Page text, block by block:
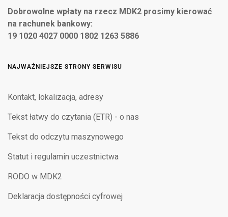
Dobrowolne wpłaty na rzecz MDK2 prosimy kierować
na rachunek bankowy:
19 1020 4027 0000 1802 1263 5886
NAJWAŻNIEJSZE STRONY SERWISU
Kontakt, lokalizacja, adresy
Tekst łatwy do czytania (ETR) - o nas
Tekst do odczytu maszynowego
Statut i regulamin uczestnictwa
RODO w MDK2
Deklaracja dostępności cyfrowej